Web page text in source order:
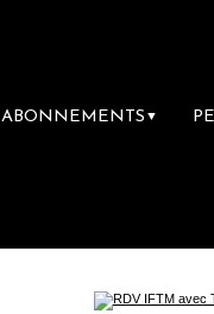
ABONNEMENTS ▼